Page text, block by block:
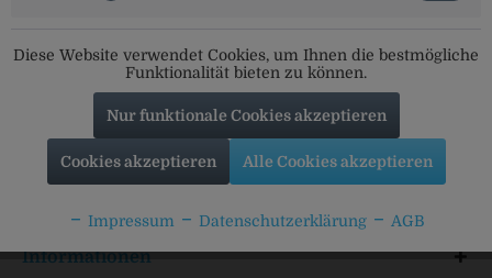
Folgt uns auf unseren Kanälen für alle Neuigkeiten:
Service Hotline
Informationen
Diese Website verwendet Cookies, um Ihnen die bestmögliche
Funktionalität bieten zu können.
Nur funktionale Cookies akzeptieren
Cookies akzeptieren Alle Cookies akzeptieren
Impressum Datenschutzerklärung AGB